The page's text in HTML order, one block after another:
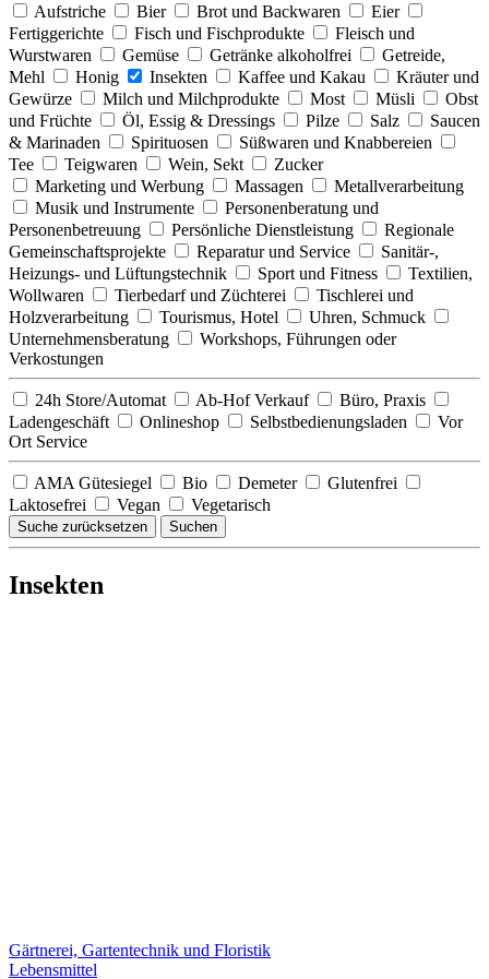
Aufstriche
Bier Brot und Backwaren
Eier
Fertiggerichte
Fisch und Fischprodukte
Fleisch und
Wurstwaren
Gemüse Getränke alkoholfrei
Getreide,
Mehl
Honig Insekten Kaffee und Kakau
Kräuter und
Gewürze
Milch und Milchprodukte Most Müsli
Obst
und Früchte
Öl, Essig & Dressings Pilze Salz
Saucen
& Marinaden
Spirituosen
Süßwaren und Knabbereien
Tee
Teigwaren Wein, Sekt
Zucker
Marketing und Werbung
Massagen
Metallverarbeitung
Musik und Instrumente
Personenberatung und
Personenbetreuung
Persönliche Dienstleistung
Regionale
Gemeinschaftsprojekte
Reparatur und Service
Sanitär-,
Heizungs- und Lüftungstechnik
Sport und Fitness
Textilien,
Wollwaren
Tierbedarf und Züchterei
Tischlerei und
Holzverarbeitung
Tourismus, Hotel
Uhren, Schmuck
Unternehmensberatung
Workshops, Führungen oder
Verkostungen
24h Store/Automat Ab-Hof Verkauf
Büro, Praxis
Ladengeschäft
Onlineshop Selbstbedienungsladen
Vor
Ort Service
AMA Gütesiegel Bio Demeter
Glutenfrei
Laktosefrei
Vegan Vegetarisch
Suche zurücksetzen Suchen
Insekten
Gärtnerei, Gartentechnik und Floristik
Lebensmittel